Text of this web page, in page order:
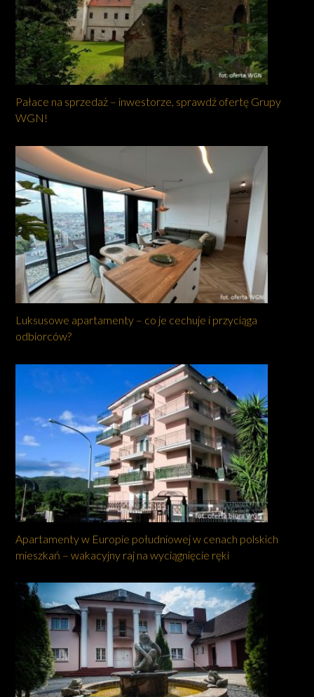
Pałace na sprzedaż – inwestorze, sprawdź ofertę Grupy
WGN!
Luksusowe apartamenty – co je cechuje i przyciąga
odbiorców?
Apartamenty w Europie południowej w cenach polskich
mieszkań – wakacyjny raj na wyciągnięcie ręki